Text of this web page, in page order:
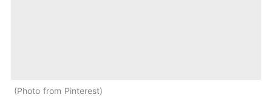
Photo from Pinterest